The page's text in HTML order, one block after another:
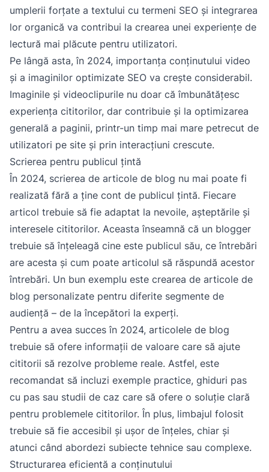
umplerii forțate a textului cu termeni SEO și integrarea
lor organică va contribui la crearea unei experiențe de
lectură mai plăcute pentru utilizatori.
Pe lângă asta, în 2024, importanța conținutului video
și a imaginilor optimizate SEO va crește considerabil.
Imaginile și videoclipurile nu doar că îmbunătățesc
experiența cititorilor, dar contribuie și la optimizarea
generală a paginii, printr-un timp mai mare petrecut de
utilizatori pe site și prin interacțiuni crescute.
Scrierea pentru publicul țintă
În 2024, scrierea de articole de blog nu mai poate fi
realizată fără a ține cont de publicul țintă. Fiecare
articol trebuie să fie adaptat la nevoile, așteptările și
interesele cititorilor. Aceasta înseamnă că un blogger
trebuie să înțeleagă cine este publicul său, ce întrebări
are acesta și cum poate articolul să răspundă acestor
întrebări. Un bun exemplu este crearea de articole de
blog personalizate pentru diferite segmente de
audiență – de la începători la experți.
Pentru a avea succes în 2024, articolele de blog
trebuie să ofere informații de valoare care să ajute
cititorii să rezolve probleme reale. Astfel, este
recomandat să incluzi exemple practice, ghiduri pas
cu pas sau studii de caz care să ofere o soluție clară
pentru problemele cititorilor. În plus, limbajul folosit
trebuie să fie accesibil și ușor de înțeles, chiar și
atunci când abordezi subiecte tehnice sau complexe.
Structurarea eficientă a conținutului